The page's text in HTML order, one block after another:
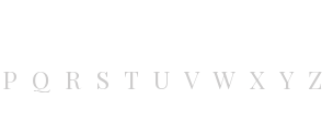
P Q R S T U V W X Y Z